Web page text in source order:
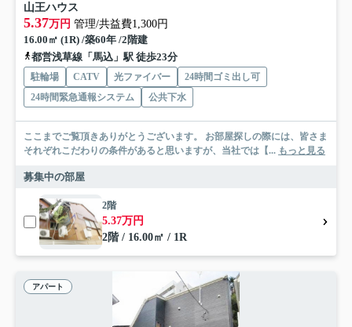
山王ハウス
5.37万円 管理/共益費1,300円
16.00㎡ (1R) /築60年 /2階建
都営浅草線「馬込」駅 徒歩23分
駐輪場 CATV 光ファイバー
24時間ゴミ出し可
24時間緊急通報システム
公共下水
ここまでご覧頂きありがとうございます。 お部屋探しの際には、皆さま
それぞれこだわりの条件があると思いますが、当社では【... もっと見る
募集中の部屋
2階
5.37万円
2階 / 16.00㎡ / 1R
アパート